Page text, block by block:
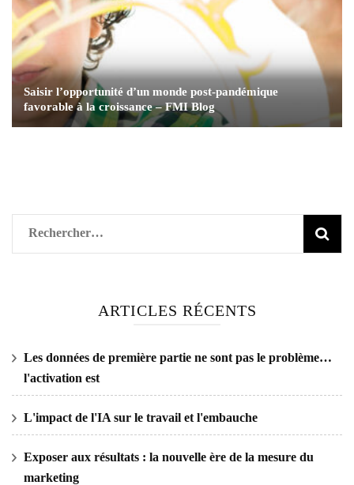
Saisir l’opportunité d’un monde post-pandémique
favorable à la croissance – FMI Blog
Rechercher :
ARTICLES RÉCENTS
Les données de première partie ne sont pas le problème…
l'activation est
L'impact de l'IA sur le travail et l'embauche
Exposer aux résultats : la nouvelle ère de la mesure du
marketing